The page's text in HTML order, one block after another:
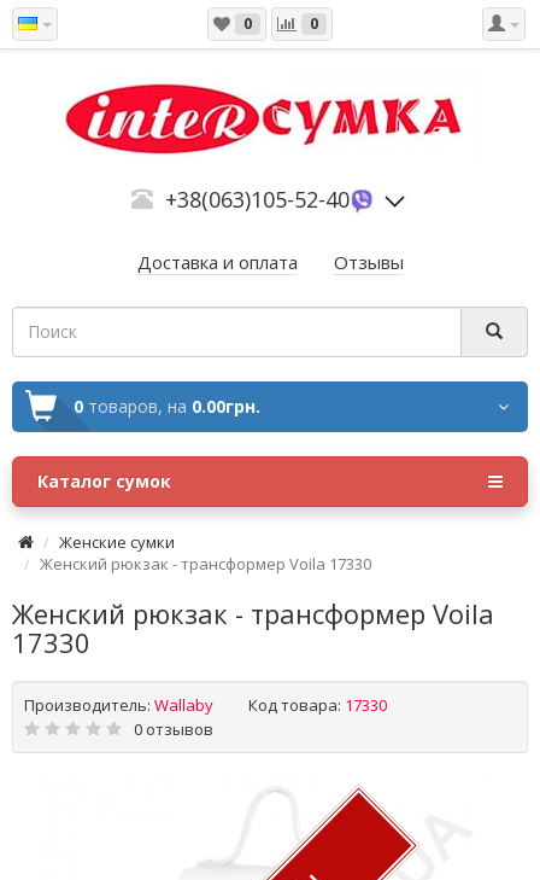
0 0
+38(063)105-52-40
Доставка и оплата Отзывы
0 товаров, на 0.00грн.
Каталог сумок
Женские сумки
Женский рюкзак - трансформер Voila 17330
Женский рюкзак - трансформер Voila
17330
Производитель: Wallaby Код товара: 17330
0 отзывов